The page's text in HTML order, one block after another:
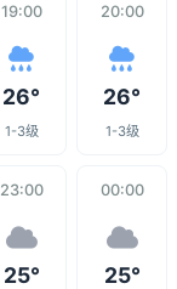
19:00
26°
1-3级
20:00
26°
1-3级
23:00
25°
00:00
25°